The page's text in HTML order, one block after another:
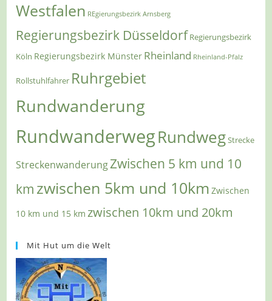
Westfalen REgierungsbezirk Arnsberg
Regierungsbezirk Düsseldorf Regierungsbezirk
Köln Regierungsbezirk Münster Rheinland Rheinland-Pfalz
Rollstuhlfahrer Ruhrgebiet
Rundwanderung
RundwanderwegRundwegStrecke
StreckenwanderungZwischen 5 km und 10
km zwischen 5km und 10km Zwischen
10 km und 15 km zwischen 10km und 20km
Mit Hut um die Welt